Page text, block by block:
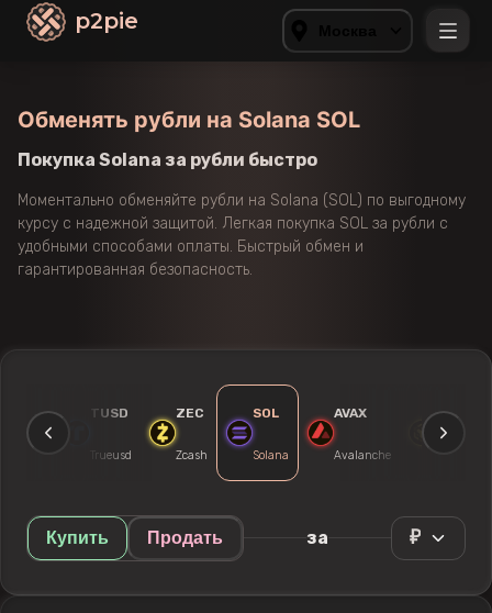
p2pie
Обменять рубли на Solana SOL
Покупка Solana за рубли быстро
Моментально обменяйте рубли на Solana (SOL) по выгодному
курсу с надежной защитой. Легкая покупка SOL за рубли с
удобными способами оплаты. Быстрый обмен и
гарантированная безопасность.
TON TUSD
Trueusd
ZEC
Zcash
SOL
Solana
AVAX
Avalanche
BNB
Купить Продать за ₽